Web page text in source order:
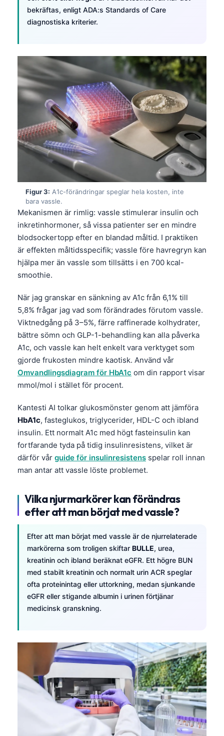
bekräftas, enligt ADA:s Standards of Care
diagnostiska kriterier.
Figur 3: A1c-förändringar speglar hela kosten, inte
bara vassle.
Mekanismen är rimlig: vassle stimulerar insulin och
inkretinhormoner, så vissa patienter ser en mindre
blodsockertopp efter en blandad måltid. I praktiken
är effekten måltidsspecifik; vassle före havregryn kan
hjälpa mer än vassle som tillsätts i en 700 kcal-
smoothie.
När jag granskar en sänkning av A1c från 6,1% till
5,8% frågar jag vad som förändrades förutom vassle.
Viktnedgång på 3–5%, färre raffinerade kolhydrater,
bättre sömn och GLP-1-behandling kan alla påverka
A1c, och vassle kan helt enkelt vara verktyget som
gjorde frukosten mindre kaotisk. Använd vår
Omvandlingsdiagram för HbA1c om din rapport visar
mmol/mol i stället för procent.
Kantesti AI tolkar glukosmönster genom att jämföra
HbA1c, fasteglukos, triglycerider, HDL-C och ibland
insulin. Ett normalt A1c med högt fasteinsulin kan
fortfarande tyda på tidig insulinresistens, vilket är
därför vår guide för insulinresistens spelar roll innan
man antar att vassle löste problemet.
Vilka njurmarkörer kan förändras
efter att man börjat med vassle?
Efter att man börjat med vassle är de njurrelaterade
markörerna som troligen skiftar BULLE, urea,
kreatinin och ibland beräknat eGFR. Ett högre BUN
med stabilt kreatinin och normalt urin ACR speglar
ofta proteinintag eller uttorkning, medan sjunkande
eGFR eller stigande albumin i urinen förtjänar
medicinsk granskning.